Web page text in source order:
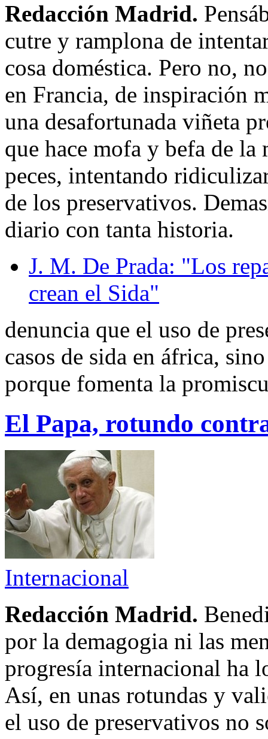
Redacción Madrid.
cutre y ramplona de
cosa doméstica. Pero no,
en Francia, de inspiración
una desafortunada viñeta
que hace mofa y befa de
peces, intentando
de los preservativos.
diario con tanta historia.
J. M. De Prada: "Los
crean el Sida"
denuncia que el uso de
casos de sida en áfrica,
porque fomenta la
El Papa, rotundo
Internacional
Redacción Madrid.
por la demagogia ni las
progresía internacional ha
Así, en unas rotundas y
el uso de preservativos no